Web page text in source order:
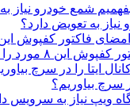
بفهمیم شمع خودرو نیاز
نیاز به تعویض دارد؟
کفپوش این ۸ مورد را مکتوب کنید؛ از متراژ پرت تا ضمانت
کنید؛ از متراژ پرت تا ضمانت نصب
ایتا را در سرچ
سرچ بیاوریم؟
ویپ نیاز به سرویس